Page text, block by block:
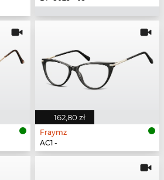
162,80 zł
Fraymz
AC1 -